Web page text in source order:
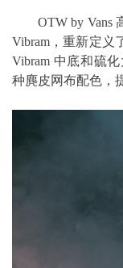
OTW by Vans 高
Vibram，重新定义
Vibram 中底和硫
种麂皮网布配色，